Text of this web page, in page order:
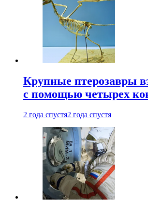
Крупные птерозавры
с помощью четырех
2 года спустя2 года спустя